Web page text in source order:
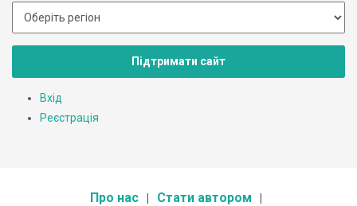
Підтримати сайт
Вхід
Реєстрація
Про нас Стати автором